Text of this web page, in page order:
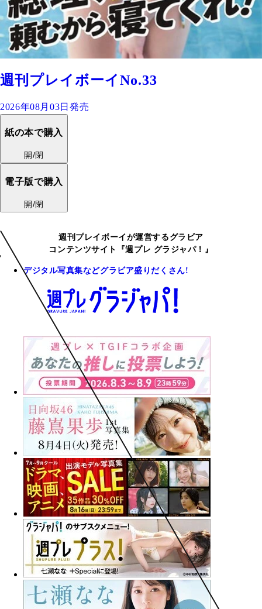
週刊プレイボーイNo.33
2026年08月03日発売
紙の本で購入
開/閉
電子版で購入
開/閉
週刊プレイボーイが運営するグラビア
コンテンツサイト『週プレ グラジャパ！』
デジタル写真集などグラビア盛りだくさん!